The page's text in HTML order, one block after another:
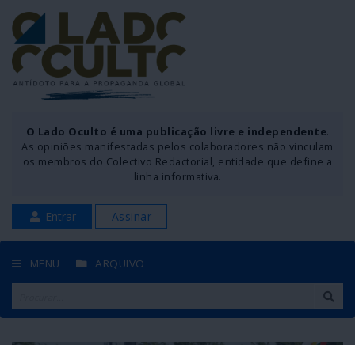
O Lado Oculto é uma publicação livre e independente.
As opiniões manifestadas pelos colaboradores não vinculam
os membros do Colectivo Redactorial, entidade que define a
linha informativa.
Entrar Assinar
MENU ARQUIVO